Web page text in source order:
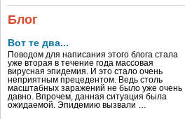
Блог
Вот те два...
Поводом для написания этого блога стала
уже вторая в течение года массовая
вирусная эпидемия. И это стало очень
неприятным прецедентом. Ведь столь
масштабных заражений не было уже очень
давно. Впрочем, данная ситуация была
ожидаемой. Эпидемию вызвали …